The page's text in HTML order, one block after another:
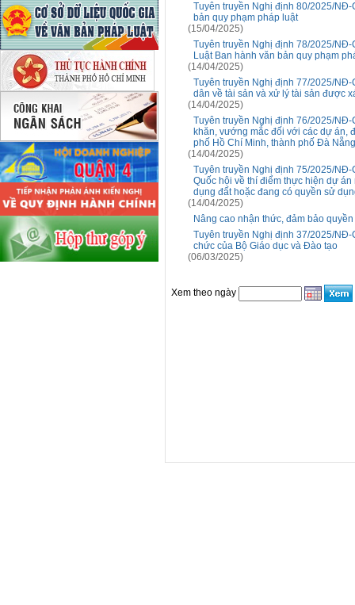
Tuyên truyền Nghị định 80/2025/
bản quy phạm pháp luật
(15/04/2025)
Tuyên truyền Nghị định 78/2025/
Luật Ban hành văn bản quy phạm
(14/04/2025)
Tuyên truyền Nghị định 77/2025/
dân về tài sản và xử lý tài sản được
(14/04/2025)
Tuyên truyền Nghị định 76/2025/
khăn, vướng mắc đối với các dự án,
phố Hồ Chí Minh, thành phố Đà
(14/04/2025)
Tuyên truyền Nghị định 75/2025/
Quốc hội về thí điểm thực hiện dự
dụng đất hoặc đang có quyền sử
(14/04/2025)
Nâng cao nhận thức, đảm bảo
Tuyên truyền Nghị định 37/2025/
chức của Bộ Giáo dục và Đào tạo
(06/03/2025)
Xem theo ngày